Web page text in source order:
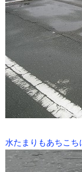
水たまりもあちこち